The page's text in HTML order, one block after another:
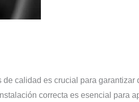
de calidad es crucial para
correcta es esencial para